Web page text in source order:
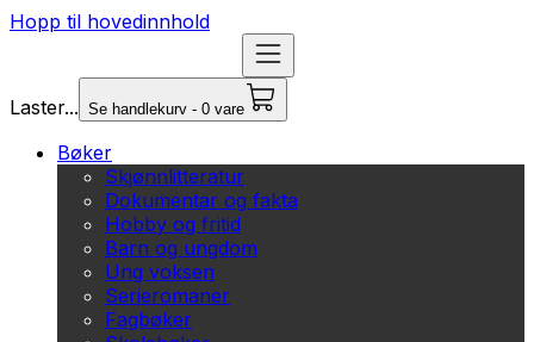
Hopp til hovedinnhold
Laster... Se handlekurv - 0 vare
Bøker
Skjønnlitteratur
Dokumentar og fakta
Hobby og fritid
Barn og ungdom
Ung voksen
Serieromaner
Fagbøker